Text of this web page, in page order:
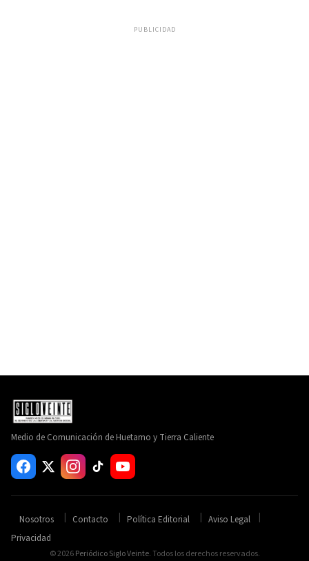
PUBLICIDAD
Medio de Comunicación de Huetamo y Tierra Caliente
Nosotros Contacto Política Editorial
Aviso Legal
Privacidad
© 2026Periódico Siglo Veinte. Todos los derechos reservados.